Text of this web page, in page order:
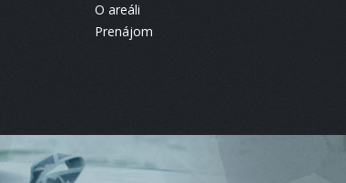
O areáli
Prenájom